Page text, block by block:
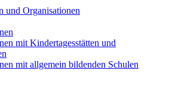
und Organisationen
mit Kindertagesstätten und
mit allgemein bildenden Schulen